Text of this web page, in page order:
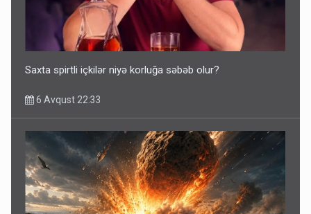
Saxta spirtli içkilər niyə korluğa səbəb olur?
6 Avqust 22:33